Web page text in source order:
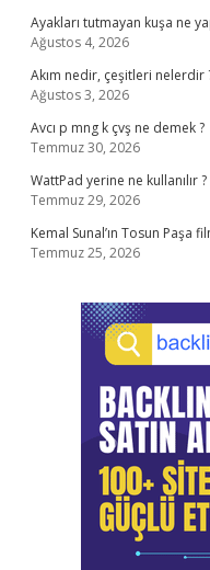
Ayakları tutmayan kuşa ne
Ağustos 4, 2026
Akım nedir, çeşitleri nelerdir
Ağustos 3, 2026
Avcı p mng k çvş ne demek ?
Temmuz 30, 2026
WattPad yerine ne kullanılır ?
Temmuz 29, 2026
Kemal Sunal’ın Tosun Paşa
Temmuz 25, 2026